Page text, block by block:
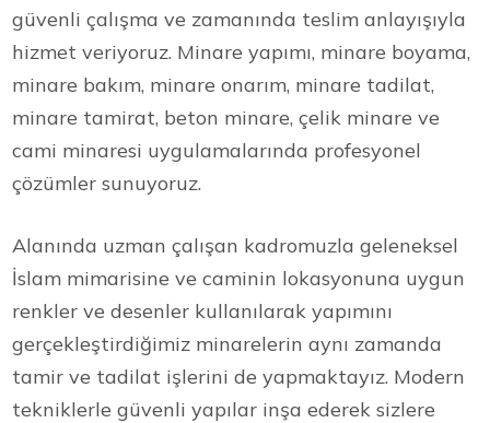
güvenli çalışma ve zamanında teslim anlayışıyla
hizmet veriyoruz. Minare yapımı, minare boyama,
minare bakım, minare onarım, minare tadilat,
minare tamirat, beton minare, çelik minare ve
cami minaresi uygulamalarında profesyonel
çözümler sunuyoruz.
Alanında uzman çalışan kadromuzla geleneksel
İslam mimarisine ve caminin lokasyonuna uygun
renkler ve desenler kullanılarak yapımını
gerçekleştirdiğimiz minarelerin aynı zamanda
tamir ve tadilat işlerini de yapmaktayız. Modern
tekniklerle güvenli yapılar inşa ederek sizlere